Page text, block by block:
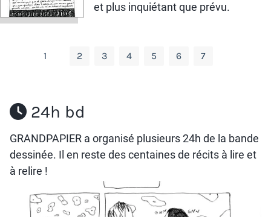
et plus inquiétant que prévu.
1 2 3 4 5 6 7
24h bd
GRANDPAPIER a organisé plusieurs 24h de la bande
dessinée. Il en reste des centaines de récits à lire et
à relire !